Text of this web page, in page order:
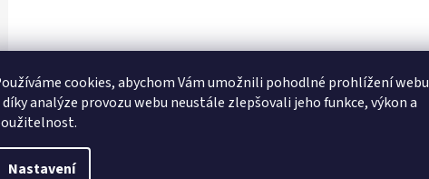
cookies, abychom Vám umožnili pohodlné prohlížení webu
díky analýze provozu webu neustále zlepšovali jeho funkce, výkon a
Nastavení
. Všechna práva vyhrazena.